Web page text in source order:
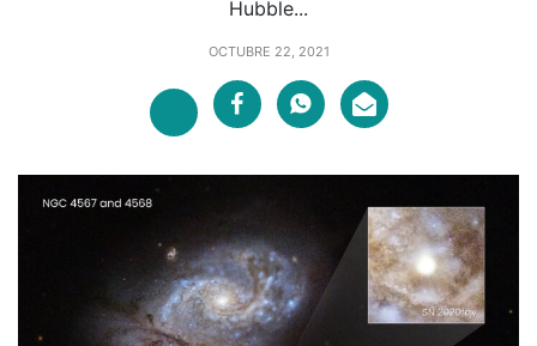
Hubble...
OCTUBRE 22, 2021